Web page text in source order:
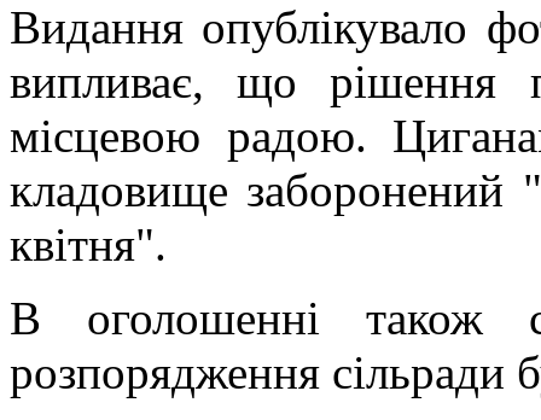
Видання опублікувало
випливає, що рішення
місцевою радою.
кладовище заборонений
квітня".
В оголошенні також
розпорядження сільради